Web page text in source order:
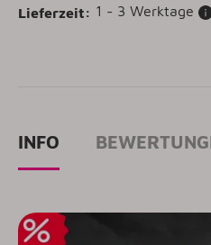
Lieferzeit: 1 - 3 Werktage
INFO